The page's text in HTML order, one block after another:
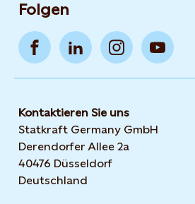
Folgen
Kontaktieren Sie uns
Statkraft Germany GmbH
Derendorfer Allee 2a
40476 Düsseldorf
Deutschland